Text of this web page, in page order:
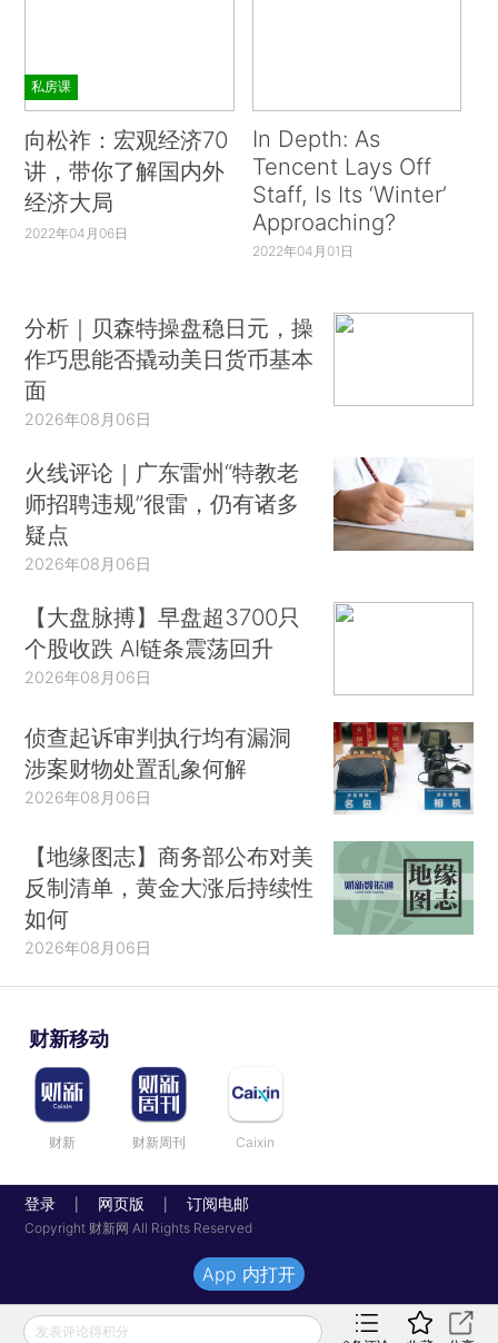
私房课
向松祚：宏观经济70
讲，带你了解国内外
经济大局
2022年04月06日
In Depth: As
Tencent Lays Off
Staff, Is Its ‘Winter’
Approaching?
2022年04月01日
分析｜贝森特操盘稳日元，操
作巧思能否撬动美日货币基本
面
2026年08月06日
火线评论｜广东雷州“特教老
师招聘违规”很雷，仍有诸多
疑点
2026年08月06日
【大盘脉搏】早盘超3700只
个股收跌 AI链条震荡回升
2026年08月06日
侦查起诉审判执行均有漏洞
涉案财物处置乱象何解
2026年08月06日
【地缘图志】商务部公布对美
反制清单，黄金大涨后持续性
如何
2026年08月06日
财新移动
财新 财新周刊 Caixin
登录 网页版 订阅电邮
Copyright 财新网 All Rights Reserved
发表评论得积分
App 内打开